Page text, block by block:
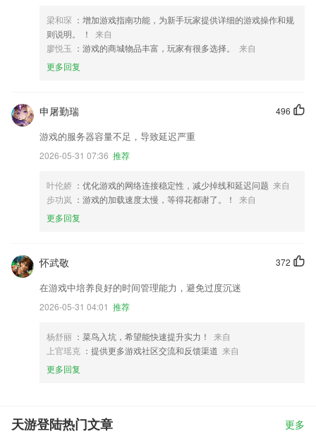
梁和琛 ：增加游戏指南功能，为新手玩家提供详细的游戏操作和规
则说明。 ！
来自
廖悦玉 ：游戏的商城物品丰富，玩家有很多选择。
来自
更多回复
496
申屠勤瑞
游戏的服务器容量不足，导致延迟严重
2026-05-31 07:36 推荐
叶伦娇 ：优化游戏的网络连接稳定性，减少掉线和延迟问题 来自
步功岚 ：游戏的加载速度太慢，等得花都谢了。！
来自
更多回复
372
怀武敬
在游戏中培养良好的时间管理能力，避免过度沉迷
2026-05-31 04:01 推荐
杨舒丽 ：菜鸟入坑，希望能快速提升实力！
来自
上官瑶克 ：提供更多游戏社区交流和反馈渠道 来自
更多回复
天游登陆热门文章 更多